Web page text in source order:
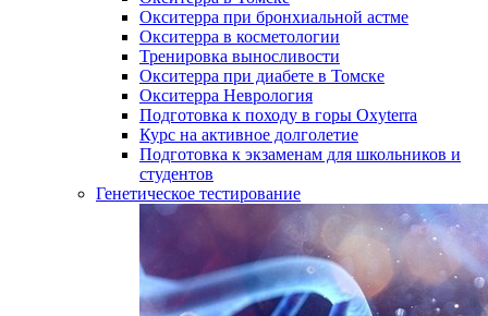
Окситерра при бронхиальной астме
Окситерра в косметологии
Тренировка выносливости
Окситерра при диабете в Томске
Окситерра Неврология
Подготовка к походу в горы Oxyterra
Курс на активное долголетие
Подготовка к экзаменам для школьников и
студентов
Генетическое тестирование